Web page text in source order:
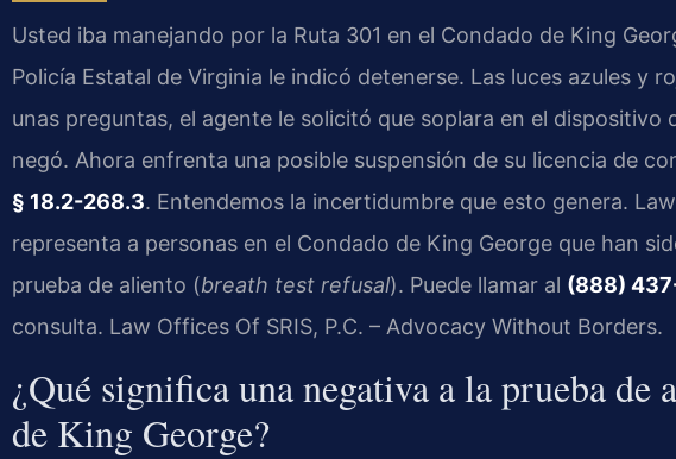
Usted iba manejando por la Ruta 301 en el Condado de King
Policía Estatal de Virginia le indicó detenerse. Las luces azules y
unas preguntas, el agente le solicitó que soplara en el dispositivo
negó. Ahora enfrenta una posible suspensión de su licencia de
§ 18.2-268.3. Entendemos la incertidumbre que esto genera.
representa a personas en el Condado de King George que han
prueba de aliento (breath test refusal). Puede llamar al (888)
consulta. Law Offices Of SRIS, P.C. – Advocacy Without Borders.
¿Qué significa una negativa a la prueba de
de King George?